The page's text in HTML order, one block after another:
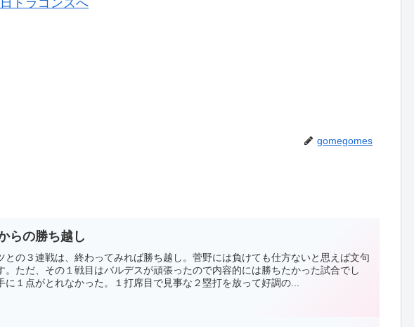
gomegomes
らの勝ち越し
との３連戦は、終わってみれば勝ち越し。菅野には負けても仕方ないと思えば文句
。ただ、その１戦目はバルデスが頑張ったので内容的には勝ちたかった試合でし
に１点がとれなかった。１打席目で見事な２塁打を放って好調の...